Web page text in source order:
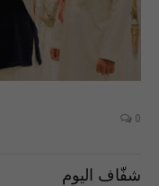
0
شفّاف اليوم